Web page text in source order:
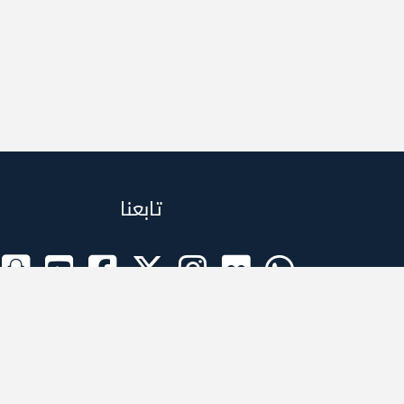
تابعنا